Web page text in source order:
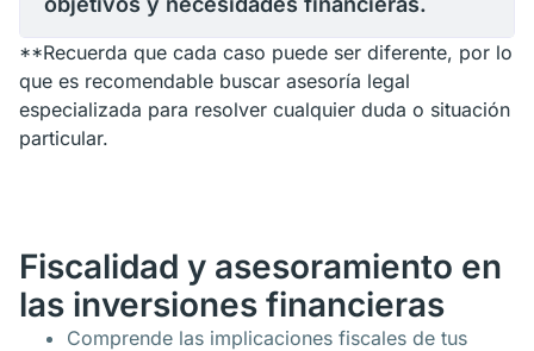
**Recuerda que cada caso puede ser diferente, por lo
que es recomendable buscar asesoría legal
especializada para resolver cualquier duda o situación
particular.
Fiscalidad y asesoramiento en
las inversiones financieras
Comprende las implicaciones fiscales de tus